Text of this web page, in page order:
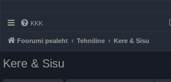
KKK
Foorumi pealeht Tehniline Kere & Sisu
Kere & Sisu